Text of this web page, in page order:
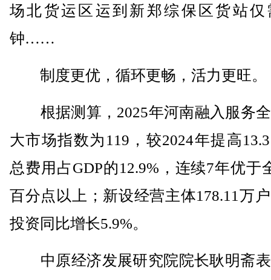
场北货运区运到新郑综保区货站仅
钟……
制度更优，循环更畅，活力更旺。
根据测算，2025年河南融入服务
大市场指数为119，较2024年提高
总费用占GDP的12.9%，连续7年优于
百分点以上；新设经营主体178.11万
投资同比增长5.9%。
中原经济发展研究院院长耿明斋